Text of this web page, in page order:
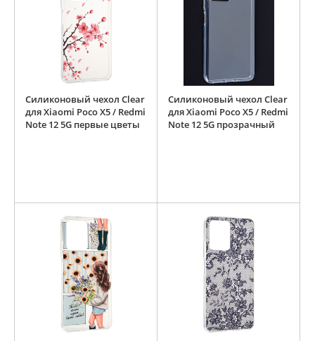
Силиконовый чехол Clear
для Xiaomi Poco X5 / Redmi
Note 12 5G первые цветы
Силиконовый чехол Clear
для Xiaomi Poco X5 / Redmi
Note 12 5G прозрачный